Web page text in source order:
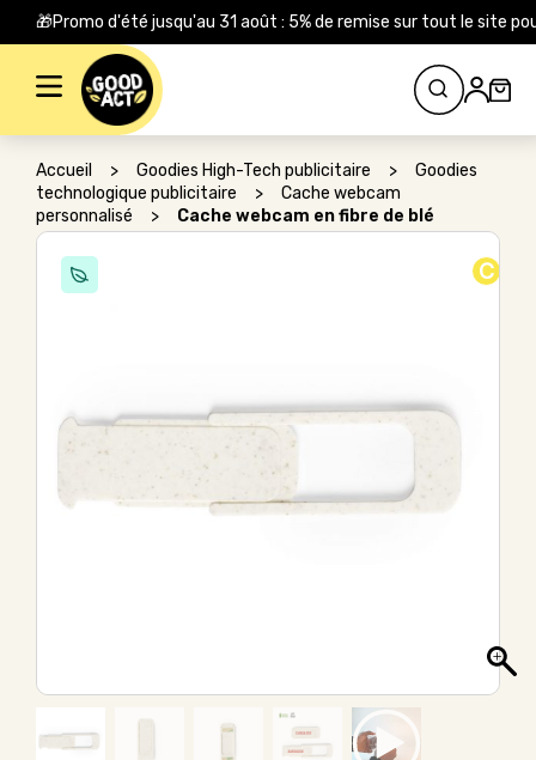
🎁Promo d'été jusqu'au 31 août : 5% de remise sur tout le site
Rechercher :
Accueil > Goodies High-Tech publicitaire >
Goodies
technologique publicitaire
>
Cache webcam
personnalisé
> Cache webcam en fibre de blé
C